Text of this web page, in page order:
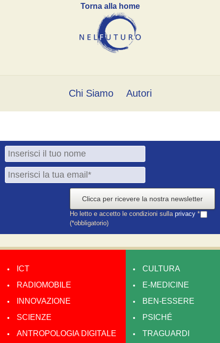
Torna alla home
Chi Siamo Autori
Clicca per ricevere la nostra newsletter
Ho letto e accetto le condizioni sulla privacy *
(*obbligatorio)
ICT
RADIOMOBILE
INNOVAZIONE
SCIENZE
ANTROPOLOGIA DIGITALE
CULTURA
E-MEDICINE
BEN-ESSERE
PSICHÉ
TRAGUARDI